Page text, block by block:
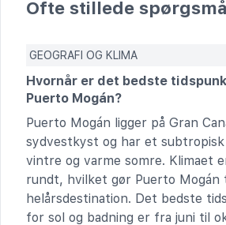
Ofte stillede
GEOGRAFI OG KLIMA
Hvornår er det bedste
Puerto Mogán?
Puerto Mogán ligger på Gran
sydvestkyst og har et subtropisk
vintre og varme somre. Klimaet
rundt, hvilket gør Puerto Mogán
helårsdestination. Det bedste
for sol og badning er fra juni til